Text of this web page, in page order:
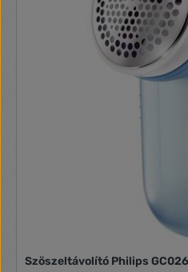
Szöszeltávolító Philips